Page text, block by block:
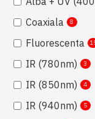
Coaxiala 8
Fluorescenta
IR (780nm) 3
IR (850nm) 4
IR (940nm) 5